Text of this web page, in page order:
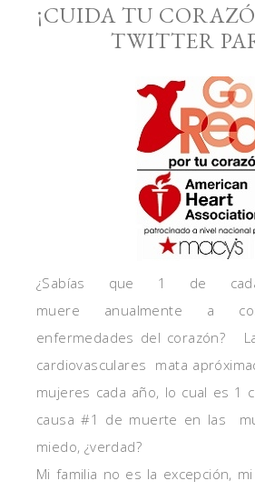
¡CUIDA TU
TWITTER
¿Sabías que 1 de
muere anualmente a
enfermedades del corazón?
cardiovasculares mata
mujeres cada año, lo cual es 1
causa #1 de muerte en las
miedo, ¿verdad?
Mi familia no es la excepción,